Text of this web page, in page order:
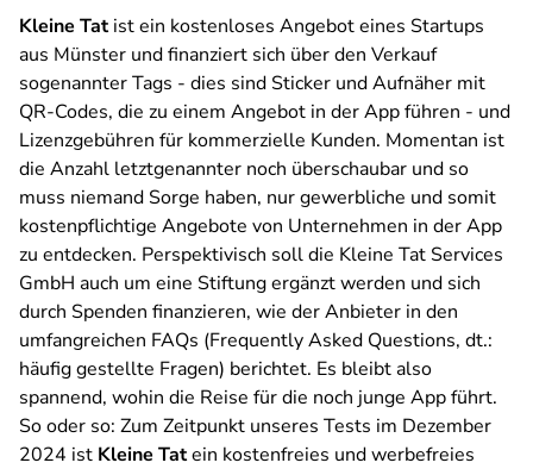
Kleine Tatist ein kostenloses Angebot eines Startups
aus Münster und finanziert sich über den Verkauf
sogenannter Tags - dies sind Sticker und Aufnäher mit
QR-Codes, die zu einem Angebot in der App führen - und
Lizenzgebühren für kommerzielle Kunden. Momentan ist
die Anzahl letztgenannter noch überschaubar und so
muss niemand Sorge haben, nur gewerbliche und somit
kostenpflichtige Angebote von Unternehmen in der App
zu entdecken. Perspektivisch soll die Kleine Tat Services
GmbH auch um eine Stiftung ergänzt werden und sich
durch Spenden finanzieren, wie der Anbieter in den
umfangreichen FAQs (Frequently Asked Questions, dt.:
häufig gestellte Fragen) berichtet. Es bleibt also
spannend, wohin die Reise für die noch junge App führt.
So oder so: Zum Zeitpunkt unseres Tests im Dezember
2024 ist Kleine Tatein kostenfreies und werbefreies